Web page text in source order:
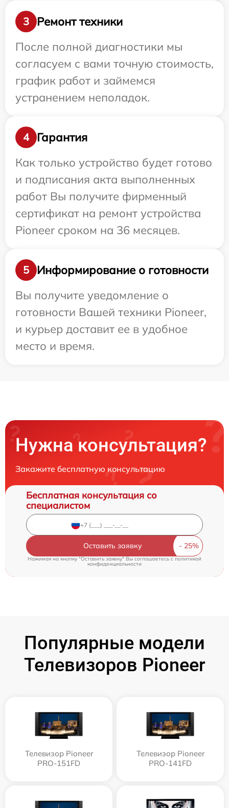
3
Ремонт техники
После полной диагностики мы
согласуем с вами точную стоимость,
график работ и займемся
устранением неполадок.
4
Гарантия
Как только устройство будет готово
и подписания акта выполненных
работ Вы получите фирменный
сертификат на ремонт устройства
Pioneer сроком на 36 месяцев.
5
Информирование о готовности
Вы получите уведомление о
готовности Вашей техники Pioneer,
и курьер доставит ее в удобное
место и время.
Нужна консультация?
Закажите бесплатную консультацию
Бесплатная консультация со
специалистом
Оставить заявку
Нажимая на кнопку "Оставить заявку" Вы соглашаетесь c политикой
конфиденциальности
Популярные модели
Телевизоров Pioneer
Телевизор Pioneer
PRO-151FD
Телевизор Pioneer
PRO-141FD